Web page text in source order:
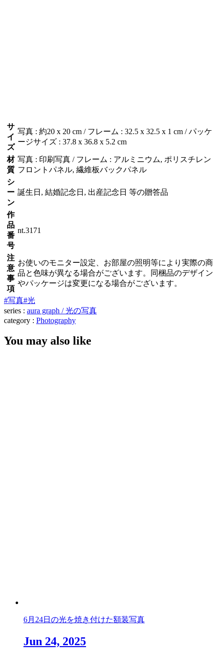
サ
イ
ズ
写真 : 約20 x 20 cm / フレーム : 32.5 x 32.5 x 1 cm / パッケ
ージサイズ : 37.8 x 36.8 x 5.2 cm
材
質
写真 : 印刷写真 / フレーム : アルミニウム, ポリスチレン
フロントパネル, 繊維板バックパネル
シ
ー
ン
誕生日, 結婚記念日, 出産記念日 等の贈答品
作
品
番
号
nt.3171
注
意
事
項
お使いのモニター設定、お部屋の照明等により実際の商
品と色味が異なる場合がございます。同梱品のデザイン
やパッケージは変更になる場合がございます。
#写真#光
series : aura graph / 光の写真
category : Photography
You may also like
6月24日の光を焼き付けた額装写真
Jun 24, 2025